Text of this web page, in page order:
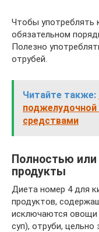
Чтобы употреблять
обязательном
Полезно
отрубей.
Читайте также:
средствами
Полностью или
продукты
Диета номер 4 для
продуктов,
исключаются
суп), отруби, цельно